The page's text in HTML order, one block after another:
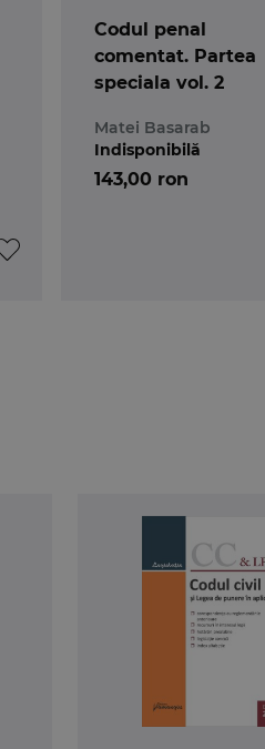
Codul penal
comentat. Partea
speciala vol. 2
Matei Basarab
143,00 ron
Indisponibilă